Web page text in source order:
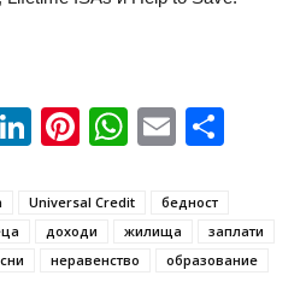
Twitter
LinkedIn
Pinterest
WhatsApp
Email
Universal Credit
бедност
доходи жилища
заплати
неравенство
образование